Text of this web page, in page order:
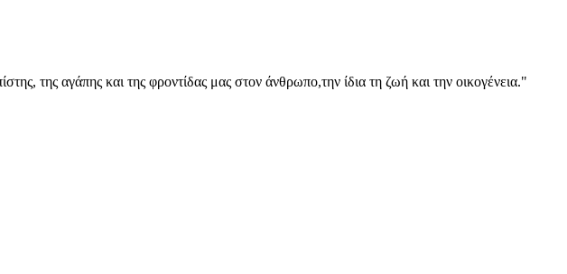
της αγάπης και της φροντίδας μας στον άνθρωπο,την ίδια τη ζωή και την οικογένεια."